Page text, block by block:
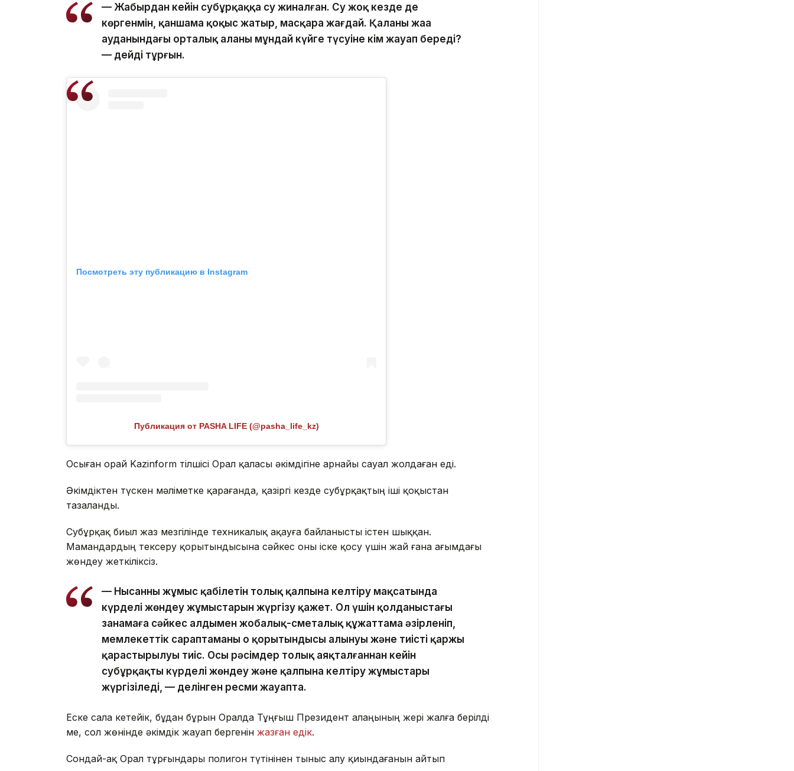
— Жаңбырдан кейін субұрқаққа су жиналған. Су жоқ кезде де
көргенмін, қаншама қоқыс жатыр, масқара жағдай. Қаланың жаңа
ауданындағы орталық алаңның мұндай күйге түсуіне кім жауап береді?
— дейді тұрғын.
Посмотреть эту публикацию в Instagram
Публикация от PASHA LIFE (@pasha_life_kz)
Осыған орай Kazinform тілшісі Орал қаласы әкімдігіне арнайы сауал жолдаған еді.
Әкімдіктен түскен мәліметке қарағанда, қазіргі кезде субұрқақтың іші қоқыстан
тазаланды.
Субұрқақ биыл жаз мезгілінде техникалық ақауға байланысты істен шыққан.
Мамандардың тексеру қорытындысына сәйкес оны іске қосу үшін жай ғана ағымдағы
жөндеу жеткіліксіз.
— Нысанның жұмыс қабілетін толық қалпына келтіру мақсатында
күрделі жөндеу жұмыстарын жүргізу қажет. Ол үшін қолданыстағы
заңнамаға сәйкес алдымен жобалық-сметалық құжаттама әзірленіп,
мемлекеттік сараптаманың оң қорытындысы алынуы және тиісті қаржы
қарастырылуы тиіс. Осы рәсімдер толық аяқталғаннан кейін
субұрқақты күрделі жөндеу және қалпына келтіру жұмыстары
жүргізіледі, — делінген ресми жауапта.
Еске сала кетейік, бұдан бұрын Оралда Тұңғыш Президент алаңының жері жалға берілді
ме, сол жөнінде әкімдік жауап бергенін жазған едік.
Сондай-ақ Орал тұрғындары полигон түтінінен тыныс алу қиындағанын айтып